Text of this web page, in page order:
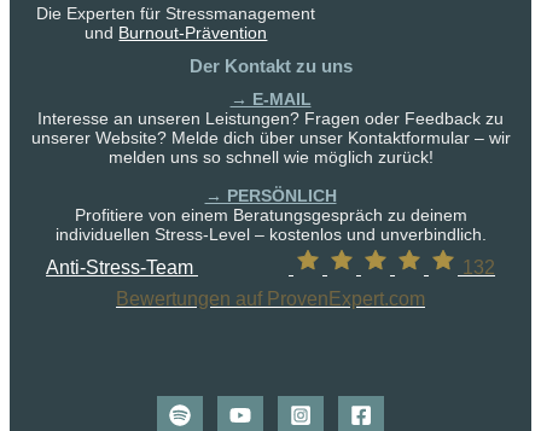
Die Experten für Stressmanagement
und Burnout-Prävention
Der Kontakt zu uns
→ E-MAIL
Interesse an unseren Leistungen? Fragen oder Feedback zu
unserer Website? Melde dich über unser Kontaktformular – wir
melden uns so schnell wie möglich zurück!
→ PERSÖNLICH
Profitiere von einem Beratungsgespräch zu deinem
individuellen Stress-Level – kostenlos und unverbindlich.
Anti-Stress-Team
132
Bewertungen auf ProvenExpert.com